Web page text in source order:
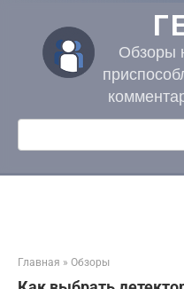
контенту
Обзоры
Поиск:
Главная » Обзоры